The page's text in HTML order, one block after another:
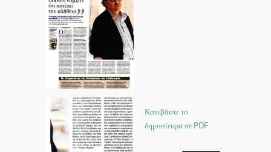
Κατεβάστε το
δημοσίευμα σε PDF